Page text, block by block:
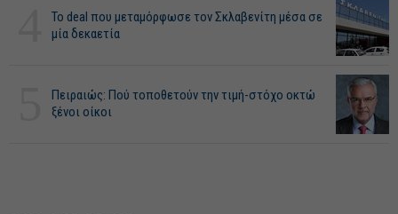
Το deal που μεταμόρφωσε τον Σκλαβενίτη μέσα σε
μία δεκαετία
Πειραιώς: Πού τοποθετούν την τιμή-στόχο οκτώ
ξένοι οίκοι